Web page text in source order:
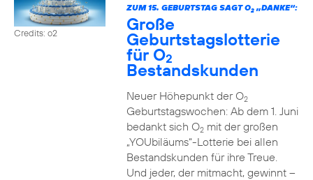
Credits: o2
ZUM 15. GEBURTSTAG SAGT O2„DANKE“:
Große
Geburtstagslotterie
für O2
Bestandskunden
Neuer Höhepunkt der O2
Geburtstagswochen: Ab dem 1. Juni
bedankt sich O2mit der großen
„YOUbiläums“-Lotterie bei allen
Bestandskunden für ihre Treue.
Und jeder, der mitmacht, gewinnt –